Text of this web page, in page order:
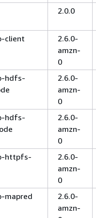
2.0.0
client
2.6.0-
amzn-
0
hdfs-
2.6.0-
amzn-
0
hdfs-
2.6.0-
amzn-
0
httpfs-
2.6.0-
amzn-
0
mapred
2.6.0-
amzn-